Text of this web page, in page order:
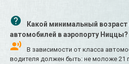
Какой минимальный
автомобилей в аэропорту Ниццы?
В зависимости от класса
водителя должен быть: не моложе 21